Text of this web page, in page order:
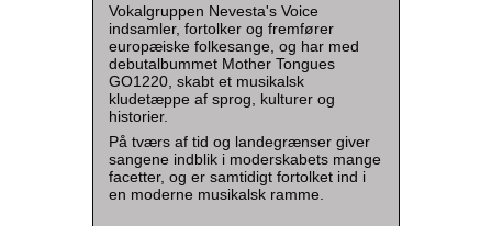
Vokalgruppen Nevesta's Voice
indsamler, fortolker og fremfører
europæiske folkesange, og har med
debutalbummet Mother Tongues
GO1220, skabt et musikalsk
kludetæppe af sprog, kulturer og
historier.
På tværs af tid og landegrænser giver
sangene indblik i moderskabets mange
facetter, og er samtidigt fortolket ind i
en moderne musikalsk ramme.